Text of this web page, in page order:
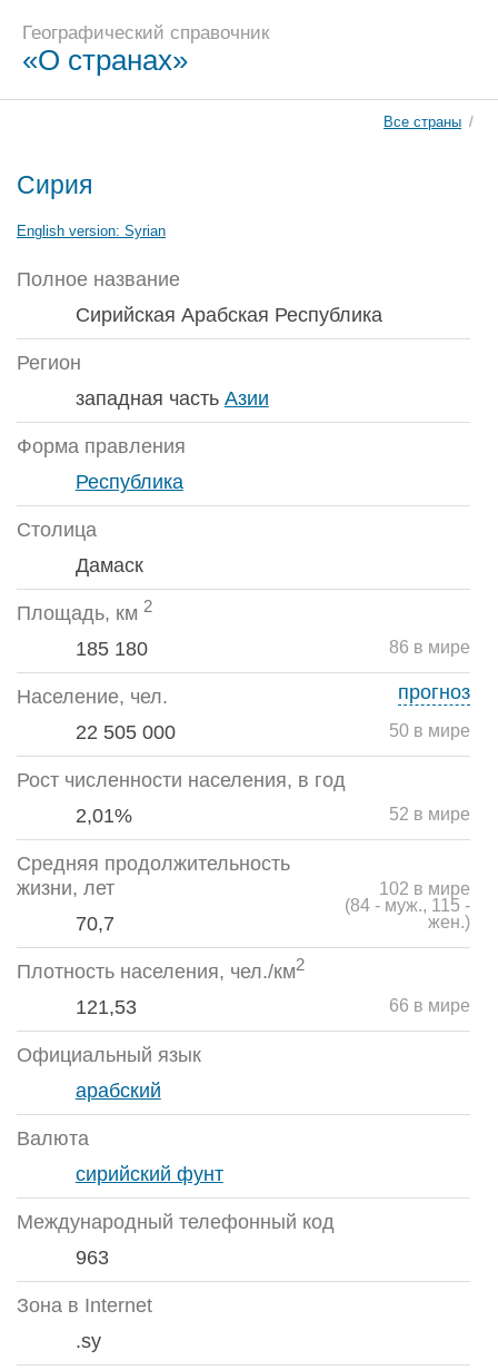
Географический справочник
«О странах»
Все страны /
Сирия
English version: Syrian
Полное название
Сирийская Арабская Республика
Регион
западная часть Азии
Форма правления
Республика
Столица
Дамаск
Площадь, км 2
86 в мире
185 180
Население, чел.
50 в мире
22 505 000
прогноз
Рост численности населения, в год
52 в мире
2,01%
Средняя продолжительность
жизни, лет
70,7
102 в мире
(84 - муж., 115 -
жен.)
Плотность населения, чел./км2
66 в мире
121,53
Официальный язык
арабский
Валюта
сирийский фунт
Международный телефонный код
963
Зона в Internet
.sy